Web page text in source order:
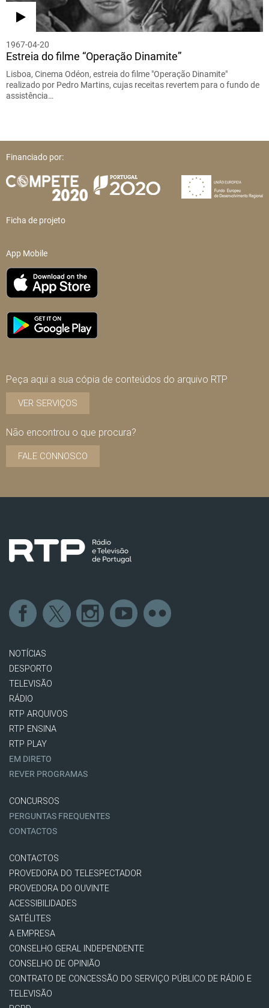
1967-04-20
Estreia do filme “Operação Dinamite”
Lisboa, Cinema Odéon, estreia do filme "Operação Dinamite"
realizado por Pedro Martins, cujas receitas revertem para o fundo de
assistência…
Financiado por:
Ficha de projeto
App Mobile
Peça aqui a sua cópia de conteúdos do arquivo RTP
VER SERVIÇOS
Não encontrou o que procura?
FALE CONNOSCO
NOTÍCIAS
DESPORTO
TELEVISÃO
RÁDIO
RTP ARQUIVOS
RTP ENSINA
RTP PLAY
EM DIRETO
REVER PROGRAMAS
CONCURSOS
PERGUNTAS FREQUENTES
CONTACTOS
CONTACTOS
PROVEDORA DO TELESPECTADOR
PROVEDORA DO OUVINTE
ACESSIBILIDADES
SATÉLITES
A EMPRESA
CONSELHO GERAL INDEPENDENTE
CONSELHO DE OPINIÃO
CONTRATO DE CONCESSÃO DO SERVIÇO PÚBLICO DE RÁDIO E
TELEVISÃO